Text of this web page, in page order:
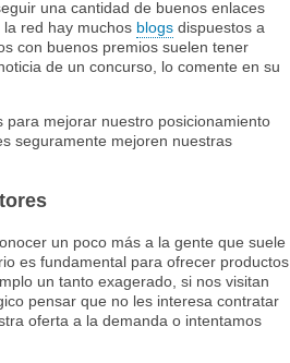
una cantidad de buenos enlaces
red hay muchos blogs dispuestos a
con buenos premios suelen tener
de un concurso, lo comente en su
para mejorar nuestro posicionamiento
seguramente mejoren nuestras
un poco más a la gente que suele
es fundamental para ofrecer productos
un tanto exagerado, si nos visitan
pensar que no les interesa contratar
oferta a la demanda o intentamos